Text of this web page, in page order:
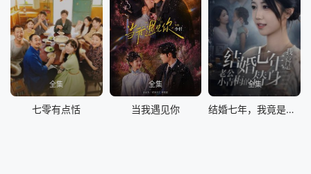
全集
七零有点恬
全集
当我遇见你
全集
结婚七年，我竟是老公小青梅的替身